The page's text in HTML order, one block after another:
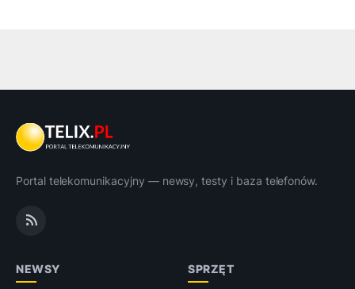
Portal telekomunikacyjny — newsy, testy i baza telefonów.
NEWSY SPRZĘT